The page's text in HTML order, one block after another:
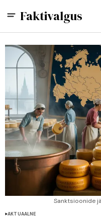
Faktivalgus
Sanktsioonide
AKTUAALNE